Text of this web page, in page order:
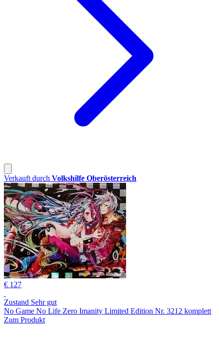
Verkauft durch Volkshilfe Oberösterreich
€ 127
Zustand Sehr gut
No Game No Life Zero Imanity Limited Edition Nr. 3212 komplett
Zum Produkt